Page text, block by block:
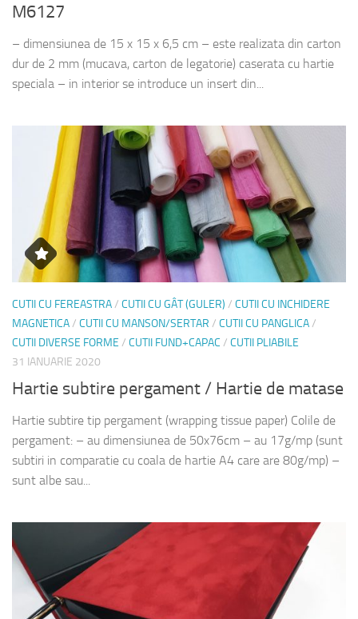
M6127
– dimensiunea de 15 x 15 x 6,5 cm – este realizata din carton
dur de 2 mm (mucava, carton de legatorie) caserata cu hartie
speciala – in interior se introduce un insert din...
CUTII CU FEREASTRA/ CUTII CU GÂT (GULER) / CUTII CU INCHIDERE
MAGNETICA/ CUTII CU MANSON/SERTAR / CUTII CU PANGLICA/
CUTII DIVERSE FORME / CUTII FUND+CAPAC / CUTII PLIABILE
31 IANUARIE 2020
Hartie subtire pergament / Hartie de matase
Hartie subtire tip pergament (wrapping tissue paper) Colile de
pergament: – au dimensiunea de 50x76cm – au 17g/mp (sunt
subtiri in comparatie cu coala de hartie A4 care are 80g/mp) –
sunt albe sau...